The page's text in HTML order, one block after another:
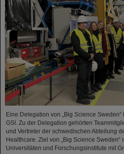
Eine Delegation von „Big Science
GSI. Zu der Delegation gehörten
und Vertreter der schwedischen Abteilung
Healthcare. Ziel von „Big Science
Universitäten und Forschungsinstitute mit